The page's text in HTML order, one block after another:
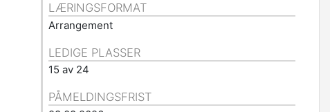
LÆRINGSFORMAT
Arrangement
LEDIGE PLASSER
15 av 24
PÅMELDINGSFRIST